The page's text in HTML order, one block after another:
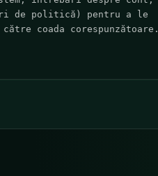
de politică) pentru a le
coada corespunzătoare.